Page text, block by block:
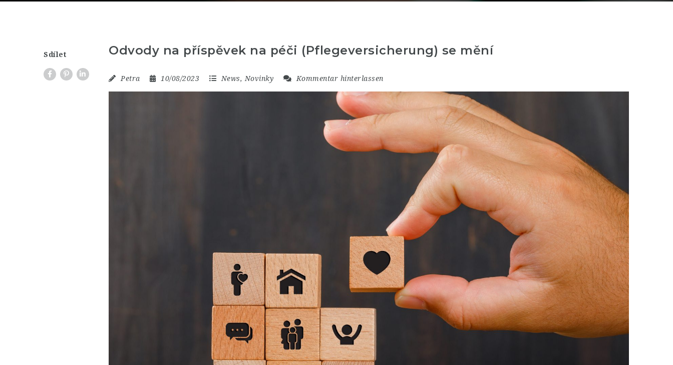
Sdílet Odvody na příspěvek na péči (Pflegeversicherung) se mění
Petra 10/08/2023 News, Novinky Kommentar hinterlassen